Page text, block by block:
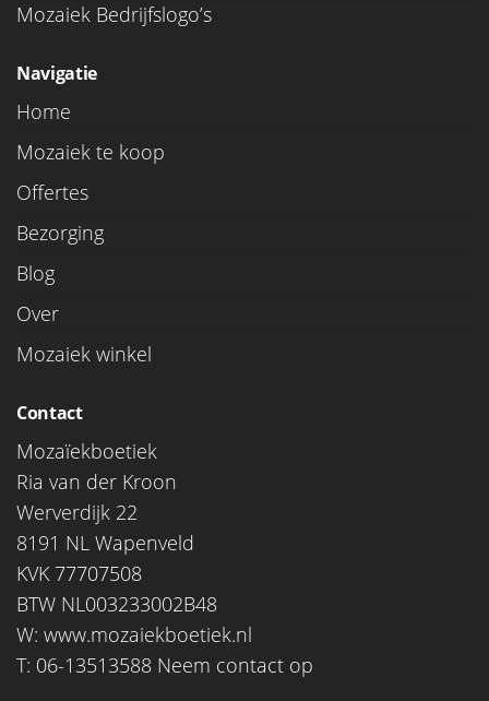
Mozaiek Bedrijfslogo’s
Navigatie
Home
Mozaiek te koop
Offertes
Bezorging
Blog
Over
Mozaiek winkel
Contact
Mozaïekboetiek
Ria van der Kroon
Werverdijk 22
8191 NL Wapenveld
KVK 77707508
BTW NL003233002B48
W: www.mozaiekboetiek.nl
T: 06-13513588 Neem contact op